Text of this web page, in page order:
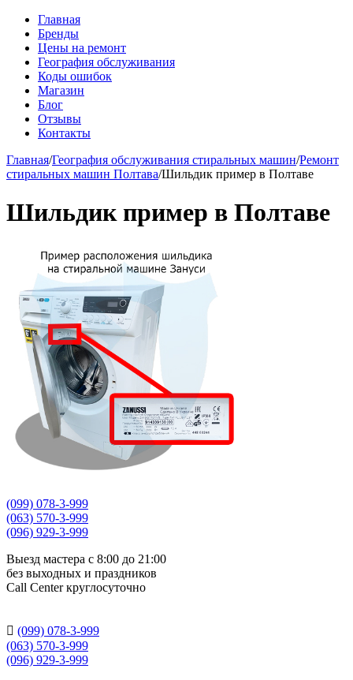
Главная
Бренды
Цены на ремонт
География обслуживания
Коды ошибок
Магазин
Блог
Отзывы
Контакты
Главная/География обслуживания стиральных машин/Ремонт
стиральных машин Полтава/Шильдик пример в Полтаве
Шильдик пример в Полтаве
(099) 078-3-999
(063) 570-3-999
(096) 929-3-999
Выезд мастера с 8:00 до 21:00
без выходных и праздников
Сall Сenter круглосуточно
 (099) 078-3-999
(063) 570-3-999
(096) 929-3-999